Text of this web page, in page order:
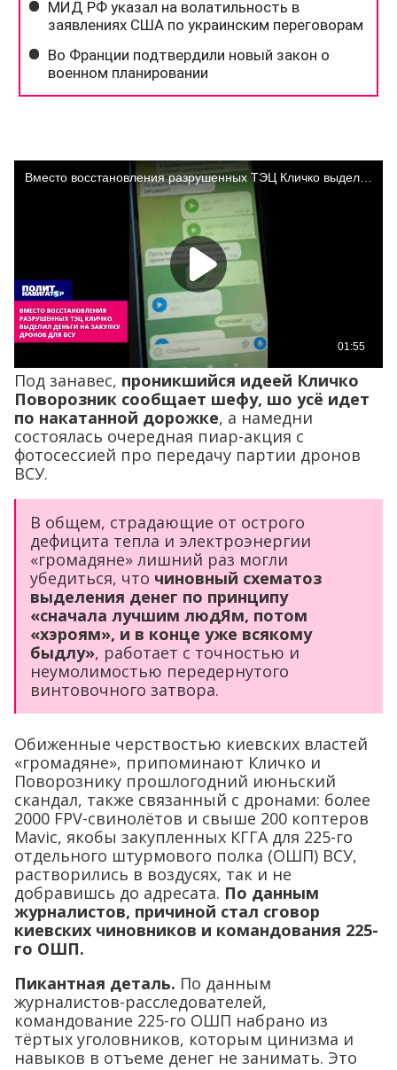
Под занавес, проникшийся идеей Кличко
Поворозник сообщает шефу, шо усё идет
по накатанной дорожке, а намедни
состоялась очередная пиар-акция с
фотосессией про передачу партии дронов
ВСУ.
В общем, страдающие от острого
дефицита тепла и электроэнергии
«громадяне» лишний раз могли
убедиться, что чиновный схематоз
выделения денег по принципу
«сначала лучшим людЯм, потом
«хэроям», и в конце уже всякому
быдлу», работает с точностью и
неумолимостью передернутого
винтовочного затвора.
Обиженные черствостью киевских властей
«громадяне», припоминают Кличко и
Поворознику прошлогодний июньский
скандал, также связанный с дронами: более
2000 FPV-свинолётов и свыше 200 коптеров
Mavic, якобы закупленных КГГА для 225-го
отдельного штурмового полка (ОШП) ВСУ,
растворились в воздусях, так и не
добравишсь до адресата. По данным
журналистов, причиной стал сговор
киевских чиновников и командования 225-
го ОШП.
Пикантная деталь. По данным
журналистов-расследователей,
командование 225-го ОШП набрано из
тёртых уголовников, которым цинизма и
навыков в отъеме денег не занимать. Это